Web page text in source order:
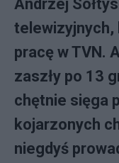
Andrzej
pracę w TVN.
zaszły po 13
chętnie sięga
kojarzonych
niegdyś